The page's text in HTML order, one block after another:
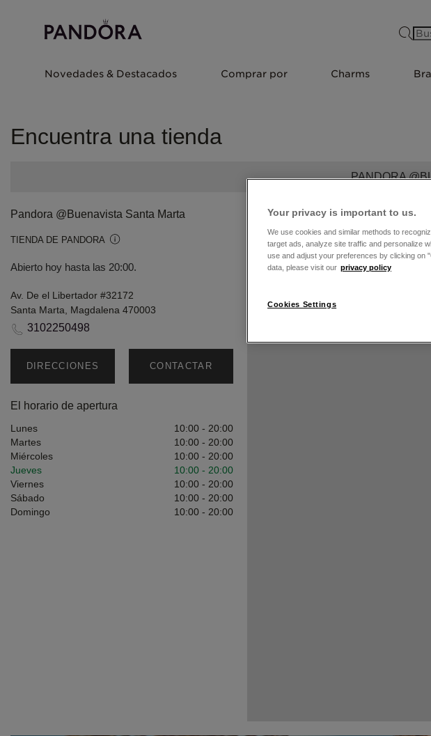
Novedades & Destacados Comprar por Charms
Encuentra una tienda
PANDORA
Pandora @Buenavista Santa Marta
TIENDA DE PANDORA
Abierto hoy hasta las 20:00.
Av. De el Libertador #32172
Santa Marta, Magdalena 470003
3102250498
DIRECCIONES CONTACTAR
El horario de apertura
Lunes 10:00 - 20:00
Martes
10:00 - 20:00
Miércoles
10:00 - 20:00
Jueves
10:00 - 20:00
Viernes
10:00 - 20:00
Sábado
10:00 - 20:00
Domingo
10:00 - 20:00
Your privacy is important to us.
We use cookies and similar methods to
target ads, analyze site traffic and personalize
use and adjust your preferences by clicking on
data, please visit our privacy policy
Cookies Settings